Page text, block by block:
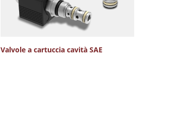
Valvole a cartuccia cavità SAE